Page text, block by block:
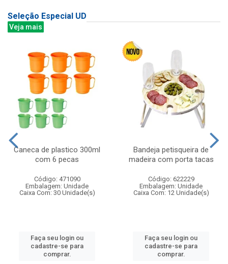
Seleção Especial UD
Veja mais
Caneca de plastico 300ml
com 6 pecas
Código: 471090
Embalagem: Unidade
Caixa Com: 30 Unidade(s)
Faça seu login ou
cadastre-se para
comprar.
Bandeja petisqueira de
madeira com porta tacas
Código: 622229
Embalagem: Unidade
Caixa Com: 12 Unidade(s)
Faça seu login ou
cadastre-se para
comprar.